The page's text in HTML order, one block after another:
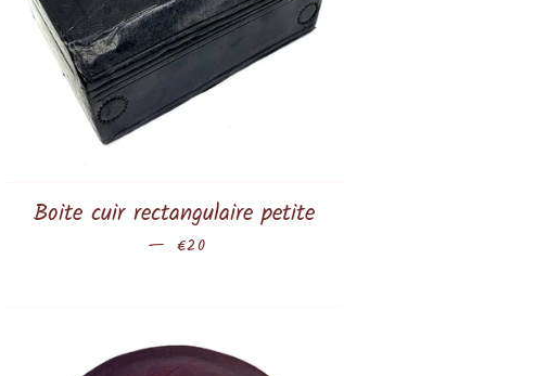
Boite cuir rectangulaire petite
— Prix régulier
€20